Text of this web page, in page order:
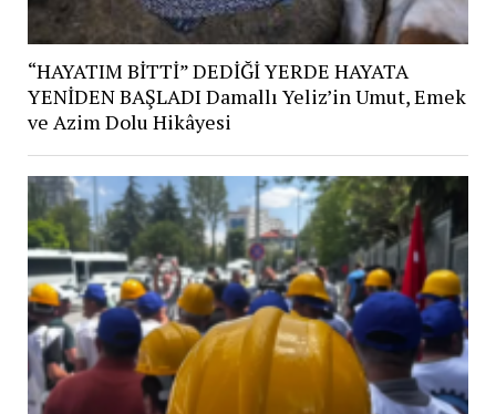
“HAYATIM BİTTİ” DEDİĞİ YERDE HAYATA
YENİDEN BAŞLADI Damallı Yeliz’in Umut, Emek
ve Azim Dolu Hikâyesi